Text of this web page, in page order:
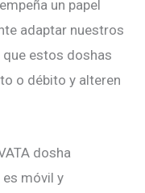
un papel
adaptar nuestros
estos doshas
o débito y alteren
dosha
es móvil y